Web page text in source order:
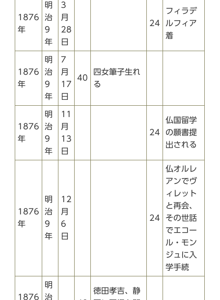
1876
年
明
治
9
年
3
月
28
日
24
フィラデ
ルフィア
着
1876
年
明
治
9
年
7
月
17
日
40
四女筆子生れ
る
1876
年
明
治
9
年
11
月
13
日
24
仏国留学
の願書提
出される
1876
年
明
治
9
年
12
月
6
日
24
仏オルレ
アンでヴ
ィレット
と再会、
その世話
でエコー
ル・モン
ジュに入
学手続
1876
明
治
徳田孝吉、静